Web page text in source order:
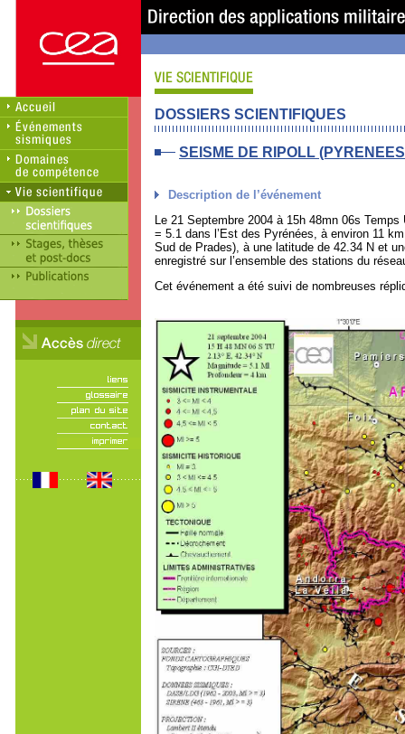
DOSSIERS SCIENTIFIQUES
SEISME DE RIPOLL
Description de l’événement
Le 21 Septembre 2004 à 15h 48mn 06s
= 5.1 dans l’Est des Pyrénées, à environ 11
Sud de Prades), à une latitude de 42.34 N et
enregistré sur l’ensemble des stations du
Cet événement a été suivi de nombreuses